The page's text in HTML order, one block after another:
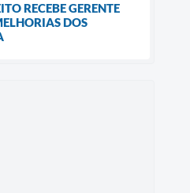
RECEBE GERENTE
DOS